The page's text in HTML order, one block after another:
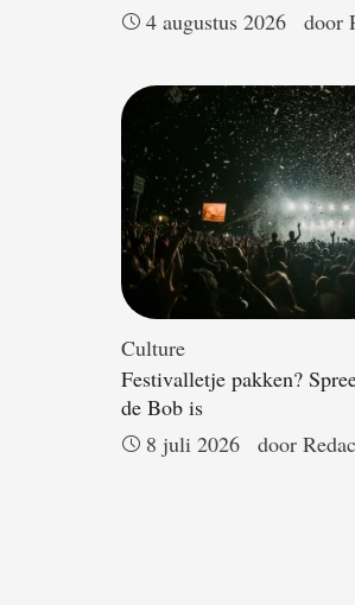
4 augustus 2026
door
Culture
Festivalletje pakken?
de Bob is
8 juli 2026
door